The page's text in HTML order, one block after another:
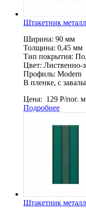
Штакетник
Ширина: 90 мм
Толщина: 0,45 мм
Тип покрытия:
Цвет: Лиственно-
Профиль: Мodern
В пленке, c
Цена: 129 Р/пог.
Подробнее
Штакетник